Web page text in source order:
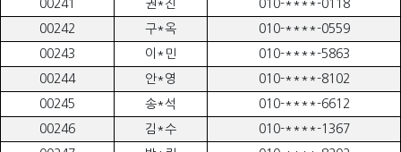
00241
권*진
010-****-0118
00242
구*옥
010-****-0559
00243
이*민
010-****-5863
00244
안*영
010-****-8102
00245
송*석
010-****-6612
00246
김*수
010-****-1367